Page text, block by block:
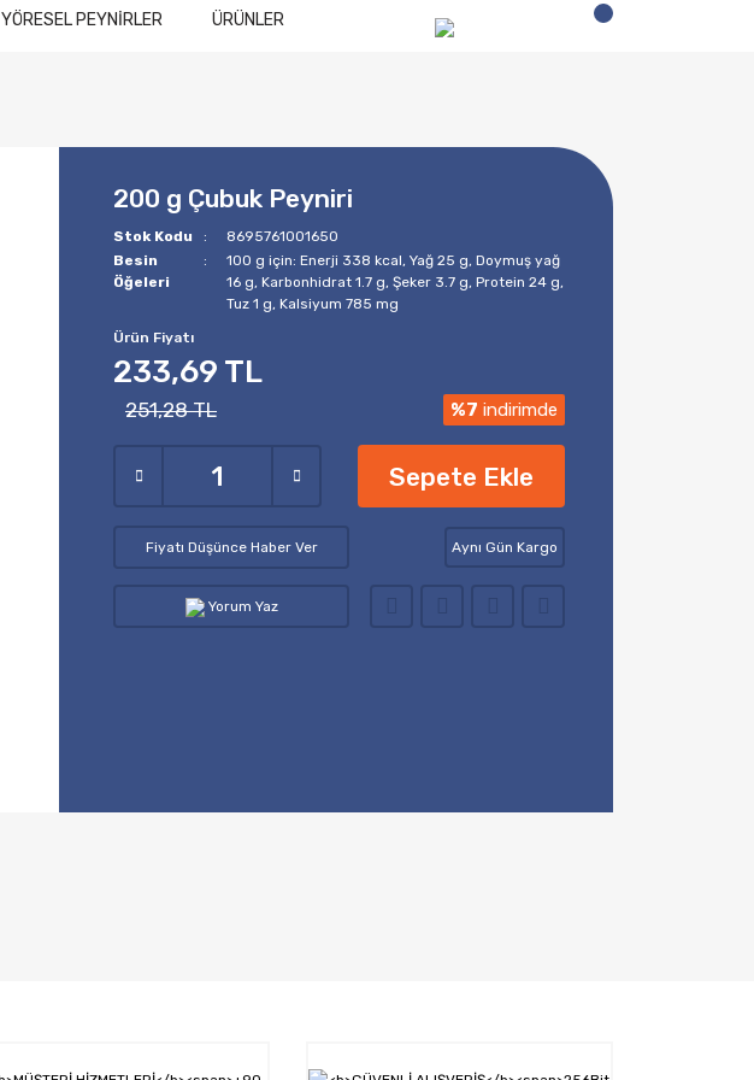
YÖRESEL PEYNİRLER ÜRÜNLER
200 g Çubuk Peyniri
Stok Kodu
8695761001650
Besin
Öğeleri
100 g için: Enerji 338 kcal, Yağ 25 g, Doymuş yağ
16 g, Karbonhidrat 1.7 g, Şeker 3.7 g, Protein 24 g,
Tuz 1 g, Kalsiyum 785 mg
Ürün Fiyatı
233,69 TL
251,28 TL %7 indirimde
Sepete Ekle
Fiyatı Düşünce Haber Ver Aynı Gün Kargo
Yorum Yaz